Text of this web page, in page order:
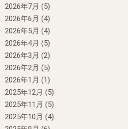
2026年7月 (5)
2026年6月 (4)
2026年5月 (4)
2026年4月 (5)
2026年3月 (2)
2026年2月 (5)
2026年1月 (1)
2025年12月 (5)
2025年11月 (5)
2025年10月 (4)